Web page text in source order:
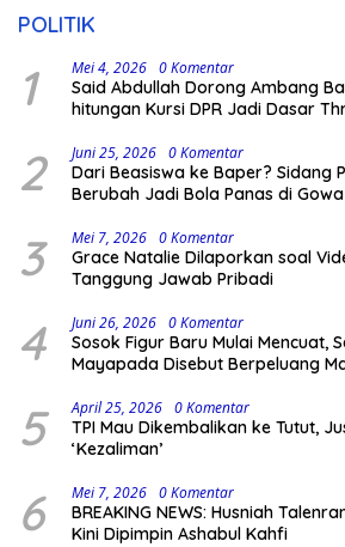
POLITIK
1 Mei 4, 2026 0 Komentar
Said Abdullah Dorong Ambang
hitungan Kursi DPR Jadi Dasar
2 Juni 25, 2026 0 Komentar
Dari Beasiswa ke Baper? Sidang
Berubah Jadi Bola Panas di Gowa
3 Mei 7, 2026 0 Komentar
Grace Natalie Dilaporkan soal
Tanggung Jawab Pribadi
4 Juni 26, 2026 0 Komentar
Sosok Figur Baru Mulai Mencuat,
Mayapada Disebut Berpeluang
5 April 25, 2026 0 Komentar
TPI Mau Dikembalikan ke Tutut,
‘Kezaliman’
6 Mei 7, 2026 0 Komentar
BREAKING NEWS: Husniah
Kini Dipimpin Ashabul Kahfi